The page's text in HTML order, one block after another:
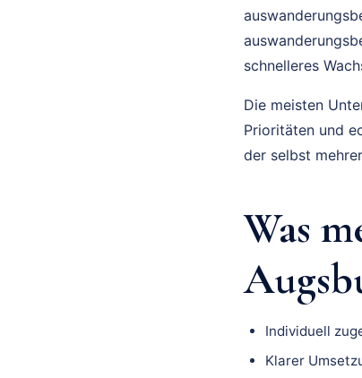
schnelleres
Die meisten
Prioritäten und
der selbst
Was
Individuell
Klarer